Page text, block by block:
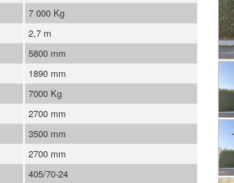
7 000 Kg
2,7 m
5800 mm
1890 mm
7000 Kg
2700 mm
3500 mm
2700 mm
405/70-24